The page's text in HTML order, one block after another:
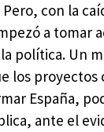
con la
a tomar
política. Un
los proyectos
España,
ante el